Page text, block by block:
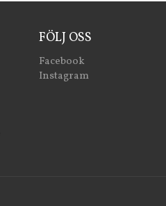
FÖLJ OSS
Facebook
Instagram